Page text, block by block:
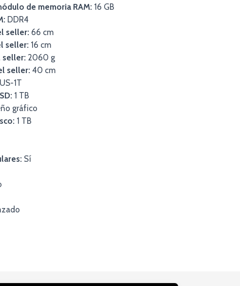
de memoria RAM: 16 GB
DDR4
seller: 66 cm
seller: 16 cm
seller: 2060 g
seller:40 cm
1T
1 TB
gráfico
1 TB
Sí